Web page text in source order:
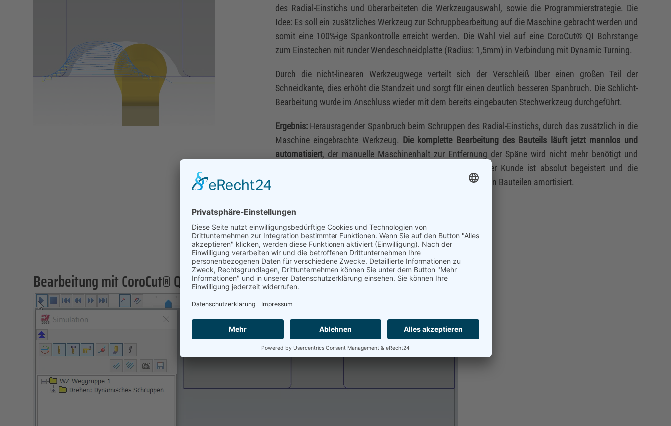
des Radial-Einstichs und überarbeiteten die Werkzeugauswahl, sowie die Programmierstrategie. Die
Idee: Es soll ein zusätzliches Werkzeug zur Schruppbearbeitung auf die Maschine gebracht werden und
somit eine 100%-ige Spankontrolle erreicht werden. Die Wahl viel auf eine CoroCut® QI Bohrstange
zum Einstechen mit runder Wendeschneidplatte (Radius: 1,5mm) in Verbindung mit Dynamic Turning.
Durch die nicht-linearen Werkzeugwege verteilt sich der Verschleiß über einen großen Teil der
Schneidkante, dies erhöht die Standzeit und sorgt für einen deutlich besseren Spanbruch. Die Schlicht-
Bearbeitung wurde im Anschluss wieder mit dem bereits eingebauten Stechwerkzeug durchgeführt.
Ergebnis: Herausragender Spanbruch beim Schruppen des Radial-Einstichs, durch das zusätzlich in die
Maschine eingebrachte Werkzeug.
Die komplette Bearbeitung des Bauteils läuft jetzt mannlos und
automatisiert, der manuelle Maschinenhalt zur Entfernung der Späne wird nicht mehr benötigt und
daraus resultierende Leerzeiten wurden auf 0 reduziert. Der Kunde ist absolut begeistert und die
zusätzlichen Werkzeugkosten hatten sich bereits nach wenigen Bauteilen amortisiert.
Bearbeitung mit CoroCut® QI + Dynamic Turning